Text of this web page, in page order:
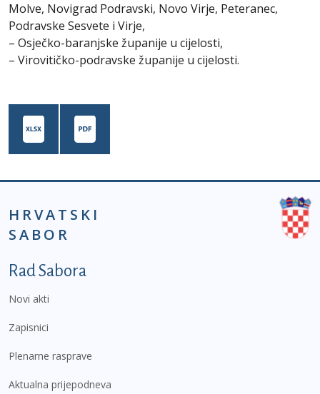
Molve, Novigrad Podravski, Novo Virje, Peteranec,
Podravske Sesvete i Virje,
– Osječko-baranjske županije u cijelosti,
– Virovitičko-podravske županije u cijelosti.
HRVATSKI
SABOR
Podnožje prvi izbornik
Rad Sabora
Novi akti
Zapisnici
Plenarne rasprave
Aktualna prijepodneva